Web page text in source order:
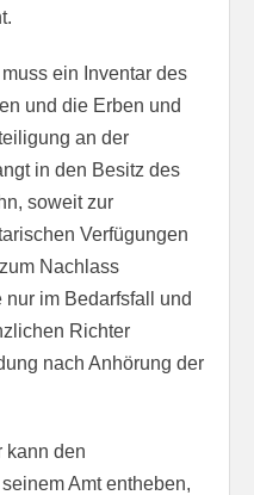
ein Inventar des
und die Erben und
an der
in den Besitz des
soweit zur
Verfügungen
Nachlass
im Bedarfsfall und
Richter
nach Anhörung der
kann den
Amt entheben,